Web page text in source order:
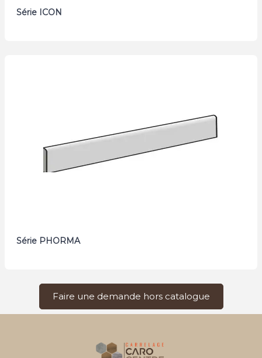
Série ICON
Série PHORMA
Faire une demande hors catalogue